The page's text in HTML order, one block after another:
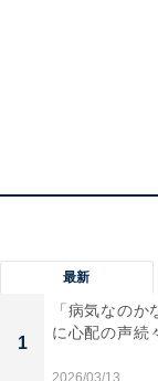
最新
1
「病気なの
に心配の声続